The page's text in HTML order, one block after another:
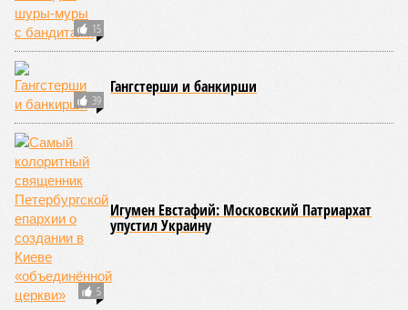
Названы главные мифы на тему летнего отключения
горячей воды в Петербурге
Названы главные мифы на тему летнего отключения горячей воды в
Вокруг летних отключений горячей воды сложилось множество
разного рода домыслов, которые порой очень сильно мешают
жителям объективно оценивать складывающуюся ситуацию.
Об этом заявила
Алёна Цыганкова